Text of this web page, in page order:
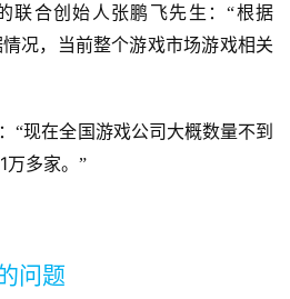
联合创始人张鹏飞先生：“根据
况，当前整个游戏市场游戏相关
“现在全国游戏公司大概数量不到
1万多家。”
问题